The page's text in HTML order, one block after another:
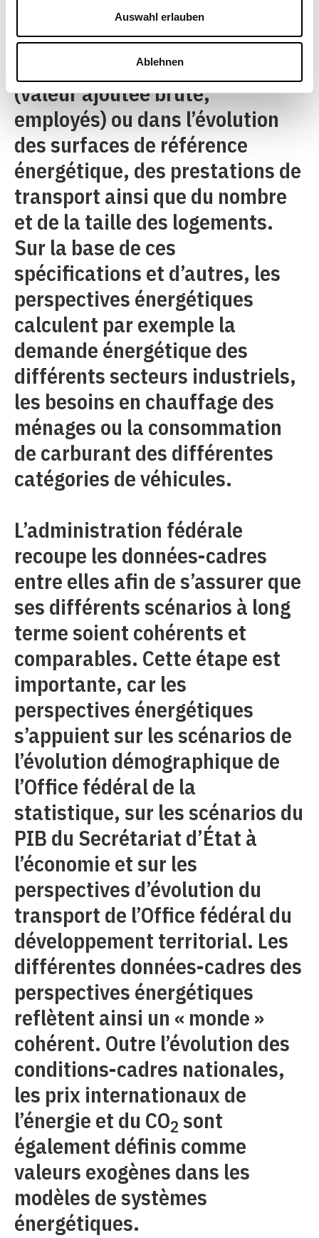
Auswahl erlauben
Ablehnen
cadre de la demande d’énergie
d’autres domaines, notamment
scénarios par branches
(valeur ajoutée brute,
employés) ou dans l’évolution
des surfaces de référence
énergétique, des prestations de
transport ainsi que du nombre
et de la taille des logements.
Sur la base de ces
spécifications et d’autres, les
perspectives énergétiques
calculent par exemple la
demande énergétique des
différents secteurs industriels,
les besoins en chauffage des
ménages ou la consommation
de carburant des différentes
catégories de véhicules.
L’administration fédérale
recoupe les données-cadres
entre elles afin de s’assurer que
ses différents scénarios à long
terme soient cohérents et
comparables. Cette étape est
importante, car les
perspectives énergétiques
s’appuient sur les scénarios de
l’évolution démographique de
l’Office fédéral de la
statistique, sur les scénarios du
PIB du Secrétariat d’État à
l’économie et sur les
perspectives d’évolution du
transport de l’Office fédéral du
développement territorial. Les
différentes données-cadres des
perspectives énergétiques
reflètent ainsi un « monde »
cohérent. Outre l’évolution des
conditions-cadres nationales,
les prix internationaux de
l’énergie et du CO2 sont
également définis comme
valeurs exogènes dans les
modèles de systèmes
énergétiques.